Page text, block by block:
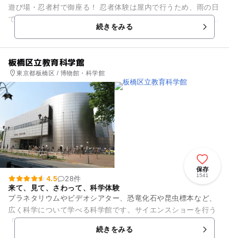
遊び場・忍者村で御座る！ 忍者体験は屋内で行うため、雨の日
でも天気も気候も問題なし！！ 店内に、お子様も大人の方も驚
続きをみる
板橋区立教育科学館
東京都板橋区 / 博物館・科学館
保存
1541
4.5
28件
来て、見て、さわって、科学体験
プラネタリウムやビデオシアター、恐竜化石や昆虫標本など、
広く科学について学べる科学館です。サイエンスショーを行う
「みんなの実験室」や体の錯覚を体験できる「ふしぎな部
屋」、「地震体験装置」等、楽し...
続きをみる